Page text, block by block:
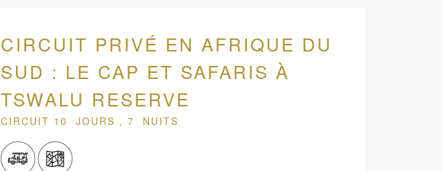
CIRCUIT PRIVÉ EN AFRIQUE DU
SUD : LE CAP ET SAFARIS À
TSWALU RESERVE
CIRCUIT 10 JOURS , 7 NUITS